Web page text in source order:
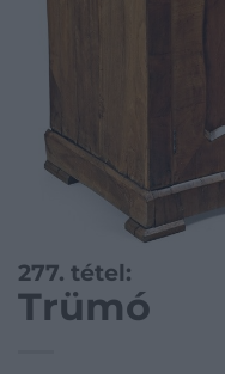
277. tétel:
Trümó